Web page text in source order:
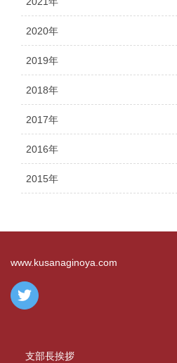
2020年
2019年
2018年
2017年
2016年
2015年
www.kusanaginoya.com
支部長挨拶